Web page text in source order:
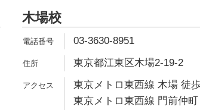
木場校
03-3630-8951
東京都江東区木場2-19-2
東京メトロ東西線 木場 徒
東京メトロ東西線 門前仲